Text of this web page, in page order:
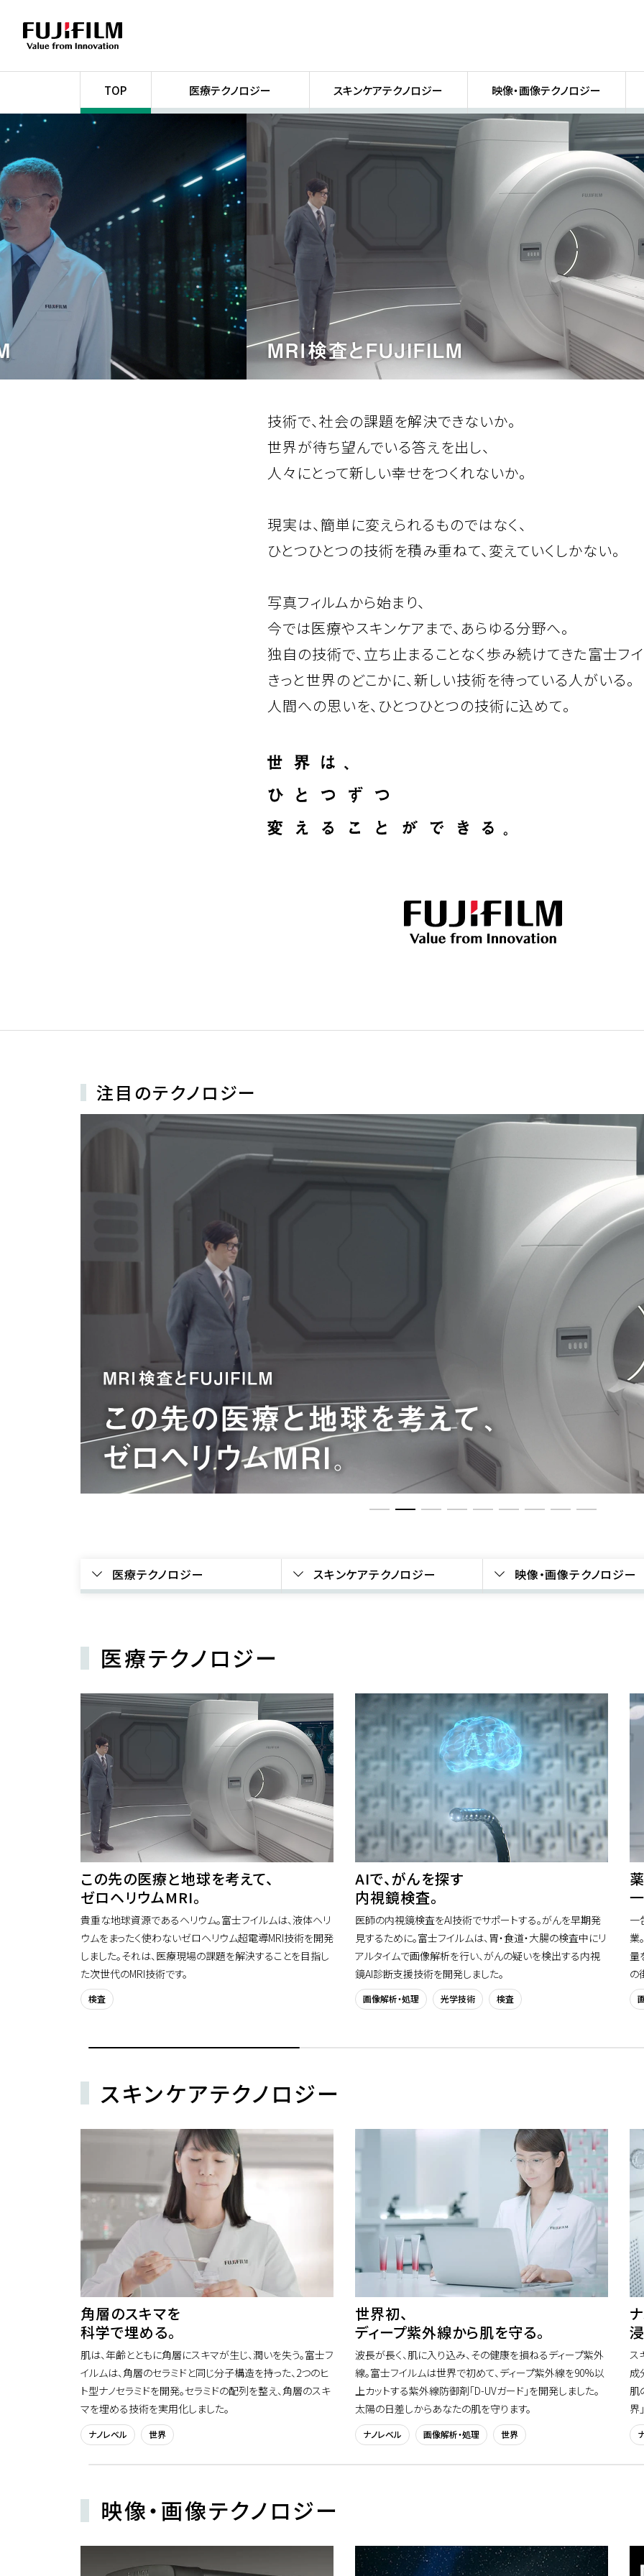
TOP 医療テクノロジー スキンケアテクノロジー 映像・画像テクノロジー
技術で、社会の課題を解決できないか。
世界が待ち望んでいる答えを出し、
人々にとって新しい幸せをつくれないか。
現実は、簡単に変えられるものではなく、
ひとつひとつの技術を積み重ねて、変えていくしかない。
写真フィルムから始まり、
今では医療やスキンケアまで、あらゆる分野へ。
独自の技術で、立ち止まることなく歩み続けてきた富士フイ
きっと世界のどこかに、新しい技術を待っている人がいる。
人間への思いを、ひとつひとつの技術に込めて。
注目のテクノロジー
医療テクノロジー スキンケアテクノロジー 映像・画像テクノロジー
医療テクノロジー
この先の医療と地球を考えて、
ゼロヘリウムMRI。
貴重な地球資源であるヘリウム。富士フイルムは、液体ヘリ
ウムをまったく使わないゼロヘリウム超電導MRI技術を開発
しました。それは、医療現場の課題を解決することを目指し
た次世代のMRI技術です。
検査
AIで、がんを探す
内視鏡検査。
医師の内視鏡検査をAI技術でサポートする。がんを早期発
見するために。富士フイルムは、胃・食道・大腸の検査中にリ
アルタイムで画像解析を行い、がんの疑いを検出する内視
鏡AI診断支援技術を開発しました。
画像解析・処理 光学技術 検査
一
業
量
の
スキンケアテクノロジー
角層のスキマを
科学で埋める。
肌は、年齢とともに角層にスキマが生じ、潤いを失う。富士フ
イルムは、角層のセラミドと同じ分子構造を持った、2つのヒ
ト型ナノセラミドを開発。セラミドの配列を整え、角層のスキ
マを埋める技術を実用化しました。
ナノレベル 世界
世界初、
ディープ紫外線から肌を守る。
波長が長く、肌に入り込み、その健康を損ねるディープ紫外
線。富士フイルムは世界で初めて、ディープ紫外線を90%以
上カットする紫外線防御剤「D-UVガード」を開発しました。
太陽の日差しからあなたの肌を守ります。
ナノレベル 画像解析・処理 世界
ス
成
肌
界
映像・画像テクノロジー